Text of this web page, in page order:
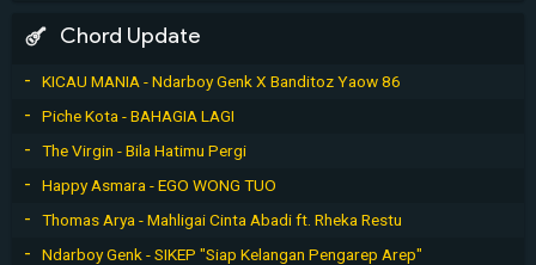
Chord Update
KICAU MANIA - Ndarboy Genk X Banditoz Yaow 86
Piche Kota - BAHAGIA LAGI
The Virgin - Bila Hatimu Pergi
Happy Asmara - EGO WONG TUO
Thomas Arya - Mahligai Cinta Abadi ft. Rheka Restu
Ndarboy Genk - SIKEP "Siap Kelangan Pengarep Arep"